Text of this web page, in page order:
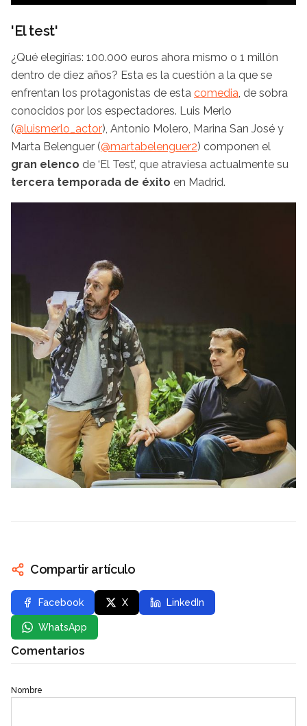
'El test'
¿Qué elegirías: 100.000 euros ahora mismo o 1 millón
dentro de diez años? Esta es la cuestión a la que se
enfrentan los protagonistas de esta comedia , de sobra
conocidos por los espectadores. Luis Merlo
(@luismerlo_actor), Antonio Molero, Marina San José y
Marta Belenguer (@martabelenguer2) componen el
gran elenco de ‘El Test’, que atraviesa actualmente su
tercera temporada de éxito en Madrid.
Compartir artículo
Facebook X LinkedIn
WhatsApp
Comentarios
Nombre